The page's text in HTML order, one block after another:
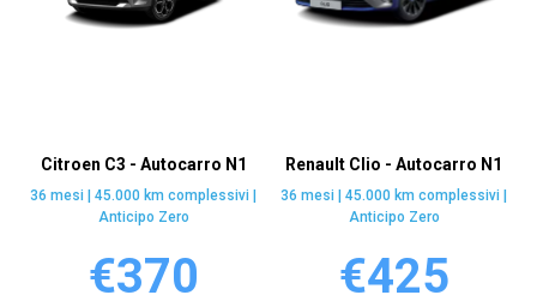
Citroen C3 - Autocarro N1
36 mesi | 45.000 km complessivi |
Anticipo Zero
€370
Renault Clio - Autocarro N1
36 mesi | 45.000 km complessivi |
Anticipo Zero
€425